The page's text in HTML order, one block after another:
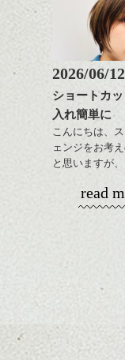
おすすめです
前髪もやや重
してラインを強
もこれからは良
す、
目元が引き締
に。
カラーリングと
ながら楽しむ事
2026/06/12
ショートカ
入れ簡単に
こんにちは、
ェンジをお考
と思いますが、
演出したスタイ
からの季節とて
ですっきりした
バックを短めに
read